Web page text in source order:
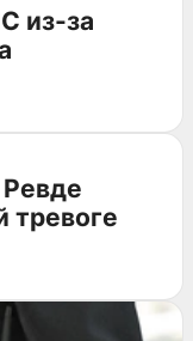
из-за
тревоге